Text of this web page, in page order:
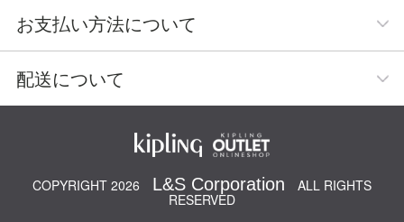
お支払い方法について
配送について
COPYRIGHT 2026 L&S Corporation
ALL RIGHTS
RESERVED